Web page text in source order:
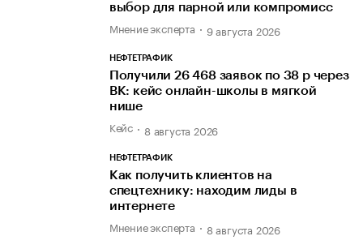
выбор для парной или компромисс
Мнение эксперта 9 августа 2026
НЕФТЕТРАФИК
Получили 26 468 заявок по 38 р через
ВК: кейс онлайн-школы в мягкой
нише
Кейс 8 августа 2026
НЕФТЕТРАФИК
Как получить клиентов на
спецтехнику: находим лиды в
интернете
Мнение эксперта 8 августа 2026